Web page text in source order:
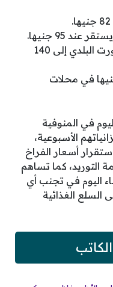
95 جنيها.
تصل قيمة كيلو الفراخ الشامورت البلدي إلى 140
زوج الحمام بسعر 185 جنيها في محلات
في المنوفية
الأسبوعية،
أسعار الفراخ
التوريد، كما تساهم
اليوم في تجنب أي
الغذائية